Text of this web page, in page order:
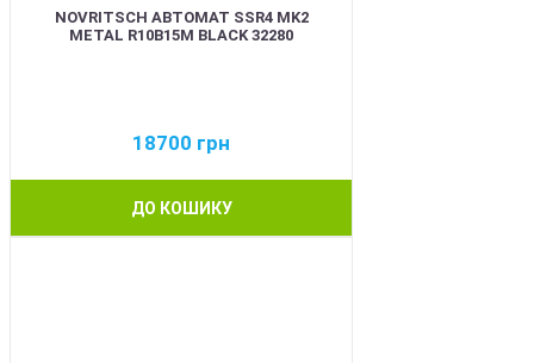
NOVRITSCH АВТОМАТ SSR4 MK2
METAL R10B15M BLACK 32280
18700 грн
ДО КОШИКУ